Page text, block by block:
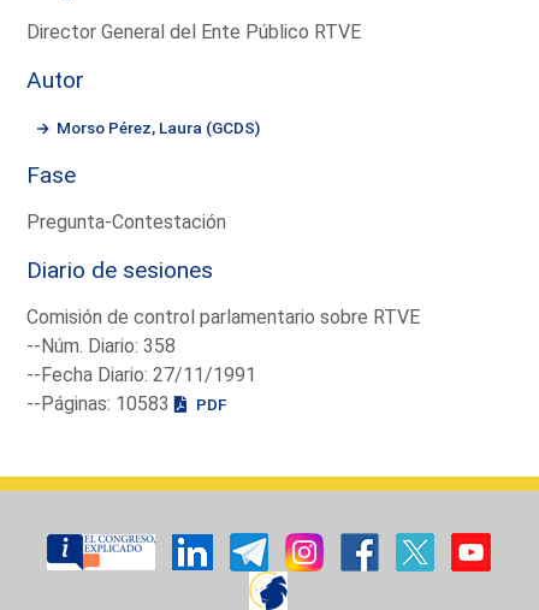
Director General del Ente Público RTVE
Autor
Morso Pérez, Laura (GCDS)
Fase
Pregunta-Contestación
Diario de sesiones
Comisión de control parlamentario sobre RTVE
--Núm. Diario: 358
--Fecha Diario: 27/11/1991
--Páginas: 10583
PDF